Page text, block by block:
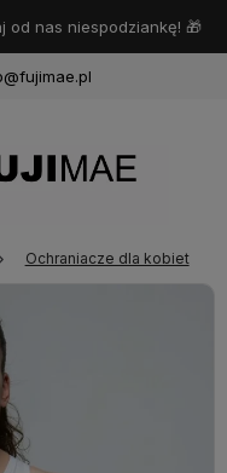
od nas niespodziankę! 🎁
oferty lub zaloguj
do listy z poprzedniej
Ochraniacze dla kobiet